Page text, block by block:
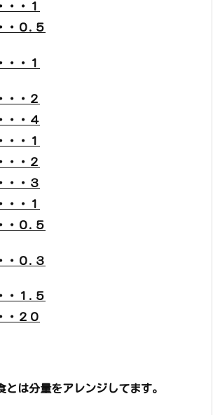
・・１
・０.５
・・１
・・２
・・４
・・１
・・２
・・３
・・１
・０.５
・０.３
・１.５
・２０
は分量をアレンジしてます。